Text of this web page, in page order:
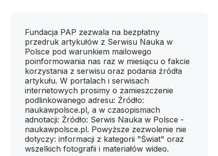
Fundacja PAP zezwala na bezpłatny
przedruk artykułów z Serwisu Nauka w
Polsce pod warunkiem mailowego
poinformowania nas raz w miesiącu o fakcie
korzystania z serwisu oraz podania źródła
artykułu. W portalach i serwisach
internetowych prosimy o zamieszczenie
podlinkowanego adresu: Źródło:
naukawpolsce.pl, a w czasopismach
adnotacji: Źródło: Serwis Nauka w Polsce -
naukawpolsce.pl. Powyższe zezwolenie nie
dotyczy: informacji z kategorii "Świat" oraz
wszelkich fotografii i materiałów wideo.